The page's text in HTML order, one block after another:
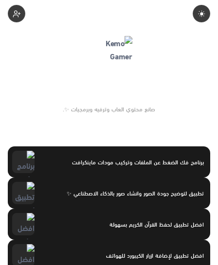
صانع محتوي العاب وترفيه وبرمجيات ✨.
برنامج فك الضغط عن الملفات وتركيب مودات ماينكرافت
تطبيق لتوضيح جودة الصور وانشاء صور بالذكاء الاصطناعي ✨
افضل تطبيق لحفظ القرآن الكريم بسهولة
افضل تطبيق لإضافة ازرار الكيبورد للهواتف